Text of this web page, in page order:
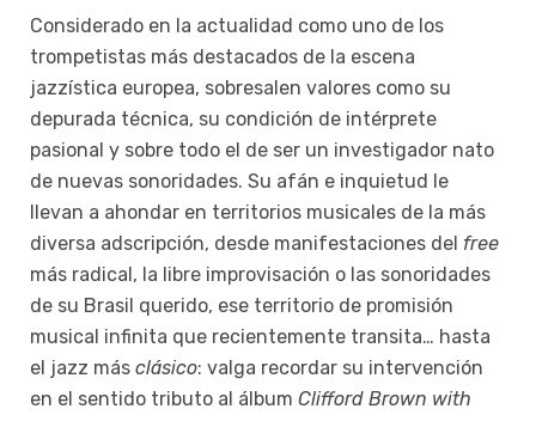
Considerado en la actualidad como uno de los
trompetistas más destacados de la escena
jazzística europea, sobresalen valores como su
depurada técnica, su condición de intérprete
pasional y sobre todo el de ser un investigador nato
de nuevas sonoridades. Su afán e inquietud le
llevan a ahondar en territorios musicales de la más
diversa adscripción, desde manifestaciones del free
más radical, la libre improvisación o las sonoridades
de su Brasil querido, ese territorio de promisión
musical infinita que recientemente transita… hasta
el jazz más clásico: valga recordar su intervención
en el sentido tributo al álbum Clifford Brown with